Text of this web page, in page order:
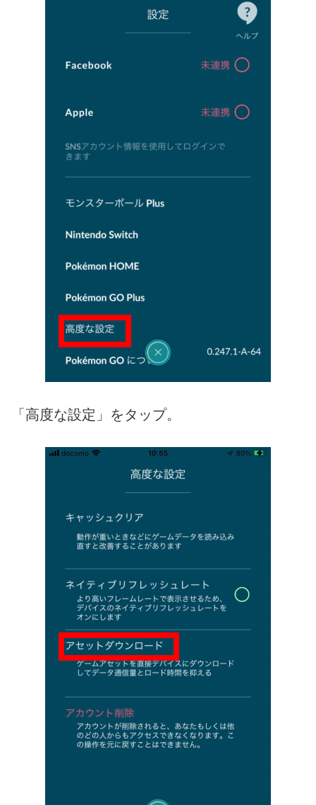
「高度な設定」をタップ。